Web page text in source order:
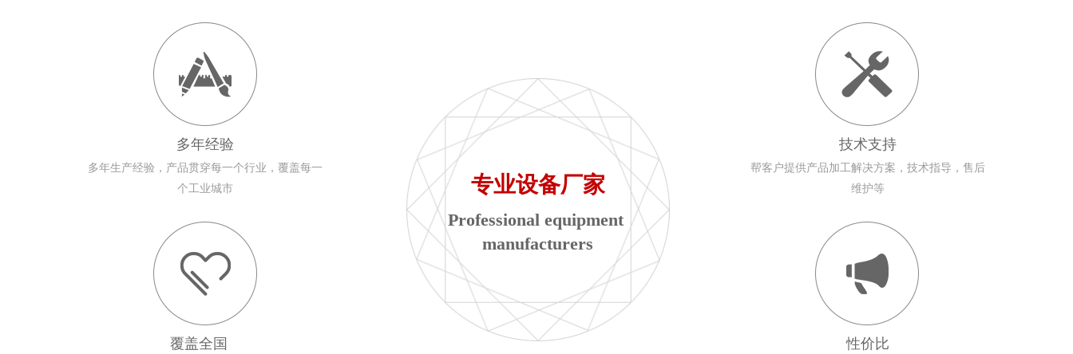
多年经验
多年生产经验，产品贯穿每一个行业，覆盖每一
个工业城市
技术支持
帮客户提供产品加工解决方案，技术指导，售后
维护等
覆盖全国 性价比
专业设备厂家
Professional equipment
manufacturers